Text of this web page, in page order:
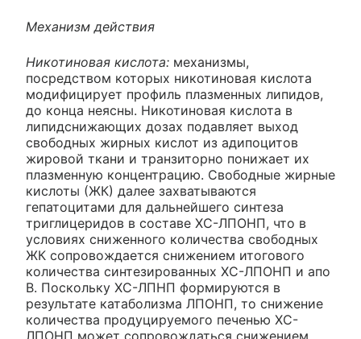
Механизм действия
Никотиновая кислота: механизмы,
посредством которых никотиновая кислота
модифицирует профиль плазменных липидов,
до конца неясны. Никотиновая кислота в
липидснижающих дозах подавляет выход
свободных жирных кислот из адипоцитов
жировой ткани и транзиторно понижает их
плазменную концентрацию. Свободные жирные
кислоты (ЖК) далее захватываются
гепатоцитами для дальнейшего синтеза
триглицеридов в составе ХС-ЛПОНП, что в
условиях сниженного количества свободных
ЖК сопровождается снижением итогового
количества синтезированных ХС-ЛПОНП и апо
В. Поскольку ХС-ЛПНП формируются в
результате катаболизма ЛПОНП, то снижение
количества продуцируемого печенью ХС-
ЛПОНП может сопровождаться снижением